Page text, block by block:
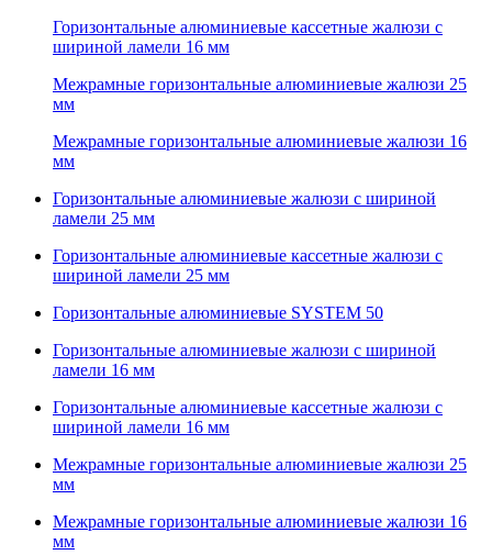
Горизонтальные алюминиевые кассетные жалюзи с
шириной ламели 16 мм
Межрамные горизонтальные алюминиевые жалюзи 25
мм
Межрамные горизонтальные алюминиевые жалюзи 16
мм
Горизонтальные алюминиевые жалюзи с шириной
ламели 25 мм
Горизонтальные алюминиевые кассетные жалюзи с
шириной ламели 25 мм
Горизонтальные алюминиевые SYSTEM 50
Горизонтальные алюминиевые жалюзи с шириной
ламели 16 мм
Горизонтальные алюминиевые кассетные жалюзи с
шириной ламели 16 мм
Межрамные горизонтальные алюминиевые жалюзи 25
мм
Межрамные горизонтальные алюминиевые жалюзи 16
мм